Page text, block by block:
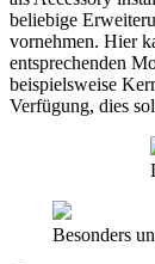
beliebige
vornehmen. Hier
entsprechenden
beispielsweise
Verfügung, dies
Besonders